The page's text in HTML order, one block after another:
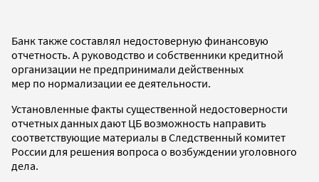
Банк также составлял недостоверную финансовую
отчетность. А руководство и собственники кредитной
организации не предпринимали действенных
мер по нормализации ее деятельности.
Установленные факты существенной недостоверности
отчетных данных дают ЦБ возможность направить
соответствующие материалы в Следственный комитет
России для решения вопроса о возбуждении уголовного
дела.